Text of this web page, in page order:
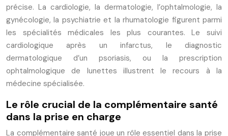
précise. La cardiologie, la dermatologie, l’ophtalmologie, la
gynécologie, la psychiatrie et la rhumatologie figurent parmi
les spécialités médicales les plus courantes. Le suivi
cardiologique après un infarctus, le diagnostic
dermatologique d’un psoriasis, ou la prescription
ophtalmologique de lunettes illustrent le recours à la
médecine spécialisée.
Le rôle crucial de la complémentaire santé
dans la prise en charge
La complémentaire santé joue un rôle essentiel dans la prise